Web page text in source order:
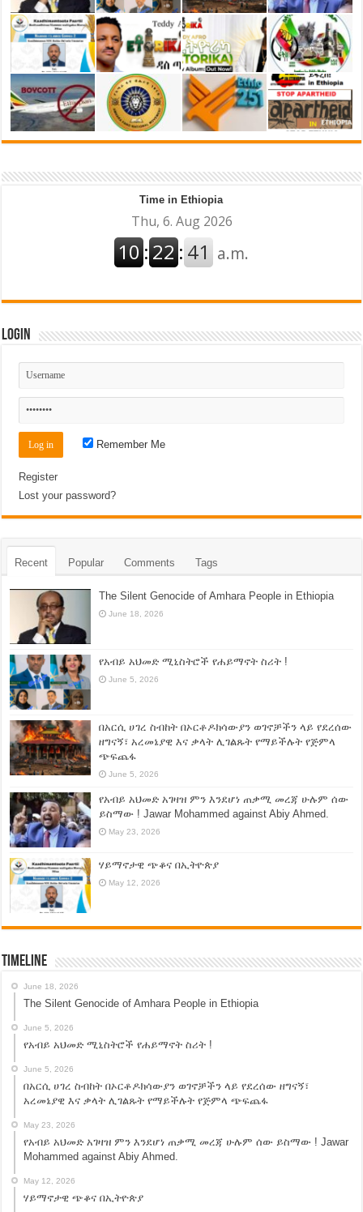
Time in Ethiopia
Login
Remember Me
Register
Lost your password?
Recent Popular Comments Tags
The Silent Genocide of Amhara People in Ethiopia
June 18, 2026
የአብይ አህመድ ሚኒስትሮች የሐይማኖት ስሪት !
June 5, 2026
በአርሲ ሀገረ ስብከት በኦርቶዶክሳውያን ወገኖቻችን ላይ የደረሰው
ዘግናኝ፣ አረመኔያዊ እና ቃላት ሊገልጹት የማይችሉት የጅምላ
ጭፍጨፋ
June 5, 2026
የአብይ አህመድ አገዛዝ ምን እንደሆነ ጠቃሚ መረጃ ሁሉም ሰው
ይስማው ! Jawar Mohammed against Abiy Ahmed.
May 23, 2026
ሃይማኖታዊ ጭቆና በኢትዮጵያ
May 12, 2026
Timeline
June 18, 2026
The Silent Genocide of Amhara People in Ethiopia
June 5, 2026
የአብይ አህመድ ሚኒስትሮች የሐይማኖት ስሪት !
June 5, 2026
በአርሲ ሀገረ ስብከት በኦርቶዶክሳውያን ወገኖቻችን ላይ የደረሰው ዘግናኝ፣
አረመኔያዊ እና ቃላት ሊገልጹት የማይችሉት የጅምላ ጭፍጨፋ
May 23, 2026
የአብይ አህመድ አገዛዝ ምን እንደሆነ ጠቃሚ መረጃ ሁሉም ሰው ይስማው ! Jawar
Mohammed against Abiy Ahmed.
May 12, 2026
ሃይማኖታዊ ጭቆና በኢትዮጵያ